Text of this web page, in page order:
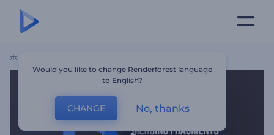
ホーム
Would you like to change Renderforest language
to English?
CHANGE No, thanks